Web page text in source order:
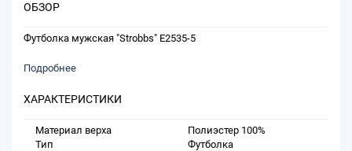
ОБЗОР
Футболка мужская "Strobbs" E2535-5
Подробнее
ХАРАКТЕРИСТИКИ
Материал верха
Полиэстер 100%
Тип
Футболка